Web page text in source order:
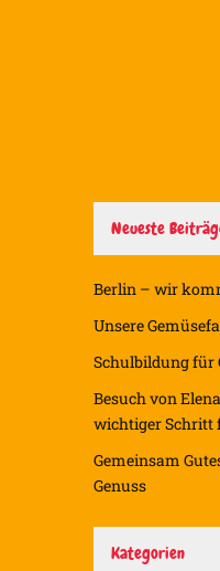
Neueste
Berlin – wir
Unsere
Schulbildung für
Besuch von
wichtiger Schritt
Gemeinsam
Genuss
Kategorien